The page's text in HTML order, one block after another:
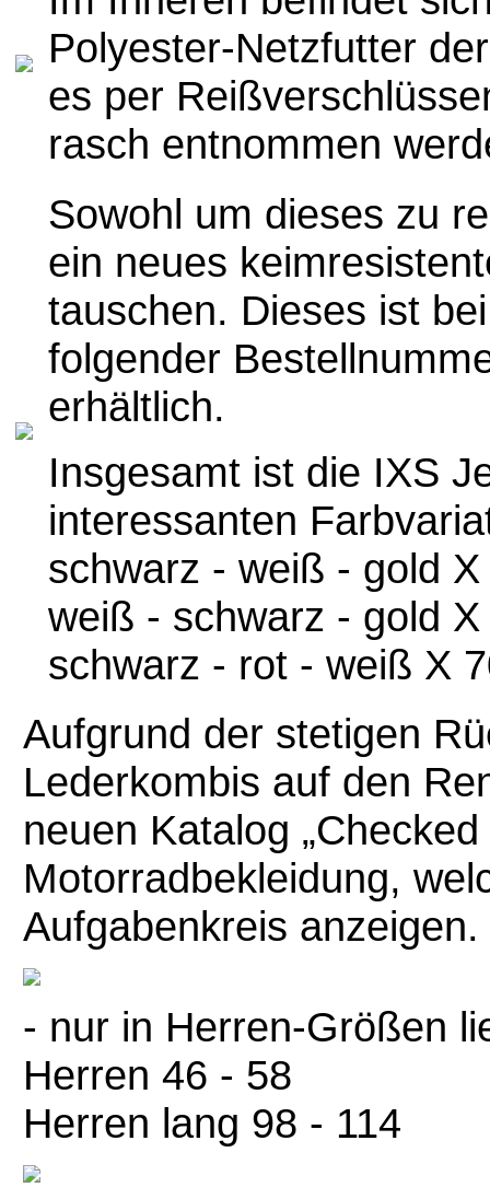
Polyester-Netzfutter
es per
rasch entnommen
Sowohl um dieses zu
ein neues
tauschen. Dieses ist
folgender
erhältlich.
Insgesamt ist die IXS
interessanten
schwarz - weiß - gold
weiß - schwarz - gold
schwarz - rot - weiß X
Aufgrund der stetigen
Lederkombis auf den
neuen Katalog
Motorradbekleidung,
Aufgabenkreis anzeigen.
- nur in Herren-Größen
Herren 46 - 58
Herren lang 98 - 114